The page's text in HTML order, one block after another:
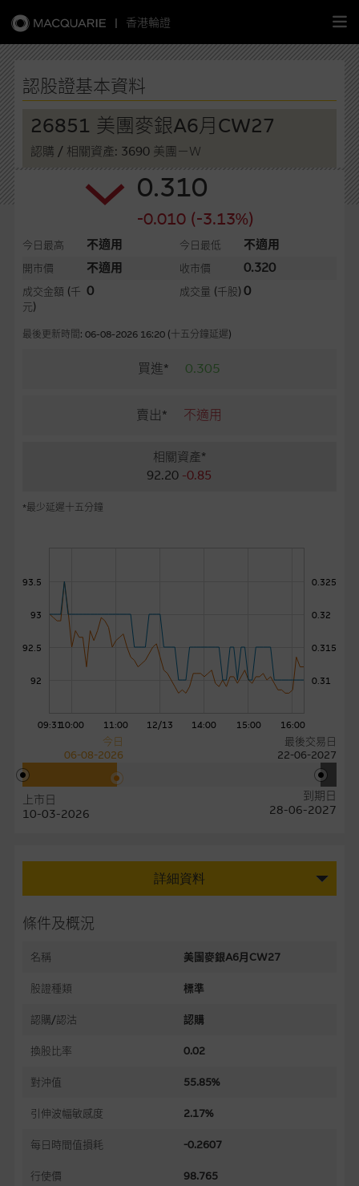
| 香港輪證
主頁
牛熊證
認股證基本資料
26851 美團麥銀A6月CW27
認購 / 相關資產: 3690 美團－Ｗ
0.310
-0.010 (-3.13%)
今日最高 不適用 今日最低 不適用
開市價 不適用 收市價 0.320
成交金額 (千
元)
0 成交量 (千股)0
最後更新時間: 06-08-2026 16:20 (十五分鐘延遲)
買進* 0.305
賣出* 不適用
相關資產*
92.20 -0.85
*最少延遲十五分鐘
09:3110:00 11:00 12/13 14:00 15:00 16:00
0.31
0.315
0.32
0.325
92
92.5
93
93.5
上市日
10-03-2026
今日
06-08-2026
最後交易日
22-06-2027
到期日
28-06-2027
詳細資料
條件及概況
名稱 美團麥銀A6月CW27
股證種類 標準
認購/認沽 認購
換股比率 0.02
對沖值 55.85%
引伸波幅敏感度 2.17%
每日時間值損耗 -0.2607
行使價 98.765